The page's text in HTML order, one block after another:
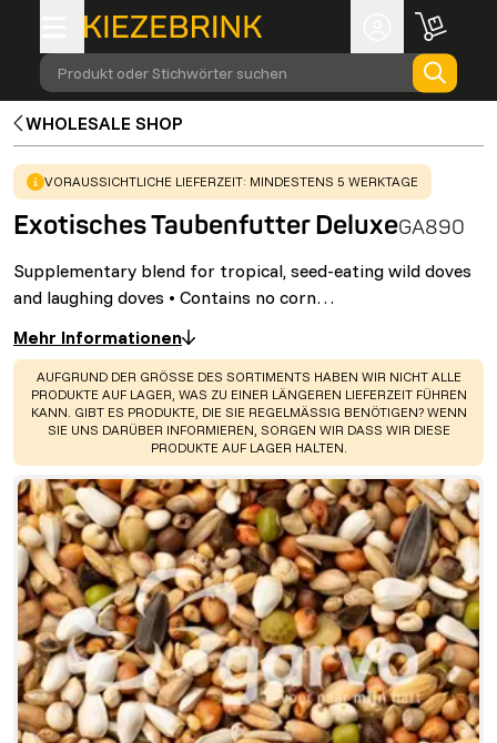
Produkt oder Stichwörter suchen
WHOLESALE SHOP
WARNING:
VORAUSSICHTLICHE LIEFERZEIT: MINDESTENS 5 WERKTAGE
Exotisches Taubenfutter DeluxeGA890
Supplementary blend for tropical, seed-eating wild doves
and laughing doves • Contains no corn…
Mehr Informationen
WARNING:
AUFGRUND DER GRÖSSE DES SORTIMENTS HABEN WIR NICHT ALLE
PRODUKTE AUF LAGER, WAS ZU EINER LÄNGEREN LIEFERZEIT FÜHREN
KANN. GIBT ES PRODUKTE, DIE SIE REGELMÄSSIG BENÖTIGEN? WENN S
IE UNS DARÜBER INFORMIEREN, SORGEN WIR DASS WIR DIESE P
RODUKTE AUF LAGER HALTEN.